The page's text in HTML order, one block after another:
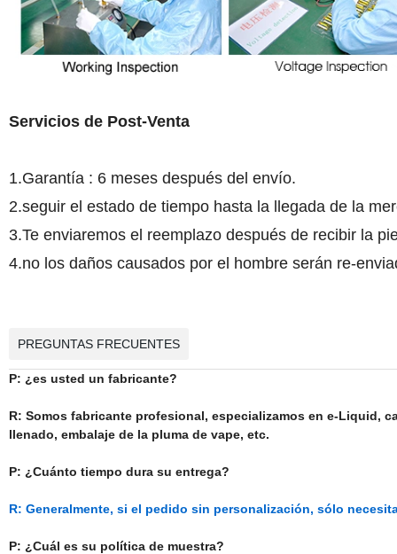
Servicios de Post-Venta
1.Garantía : 6 meses después del envío.
2.seguir el estado de tiempo hasta la llegada de la
3.Te enviaremos el reemplazo después de recibir la
4.no los daños causados por el hombre serán re-
PREGUNTAS FRECUENTES
P: ¿es usted un fabricante?
R: Somos fabricante profesional, especializamos en e-Liquid,
llenado, embalaje de la pluma de vape, etc.
P: ¿Cuánto tiempo dura su entrega?
R: Generalmente, si el pedido sin personalización, sólo
P: ¿Cuál es su política de muestra?